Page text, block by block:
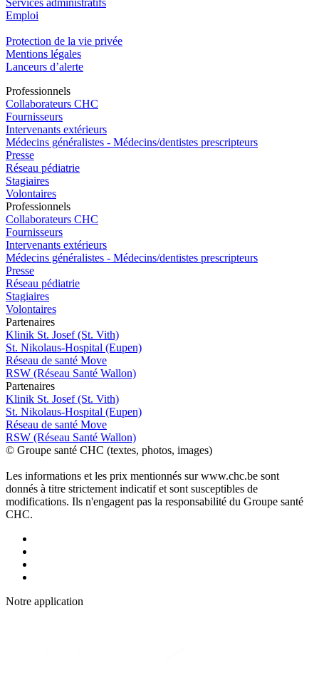
Services administratifs
Emploi​
Protection de la vie privée
Mentions légales
Lanceurs d’alerte
Professionnels
Collaborateurs CHC
Fournisseurs
Intervenants extérieurs
Médecins généralistes - Médecins/dentistes prescripteurs
Presse
Réseau pédiatrie
Stagiaires
Volontaires
Professionnels
Collaborateurs CHC
Fournisseurs
Intervenants extérieurs
Médecins généralistes - Médecins/dentistes prescripteurs
Presse
Réseau pédiatrie
Stagiaires
Volontaires
Partenaires
Klinik St. Josef (St. Vith)
St. Nikolaus-Hospital (Eupen)
Réseau de santé Move
RSW (Réseau Santé Wallon)
Partenaires
Klinik St. Josef (St. Vith)
St. Nikolaus-Hospital (Eupen)
Réseau de santé Move
RSW (Réseau Santé Wallon)
© Groupe santé CHC (textes, photos, images)
Les informations et les prix mentionnés sur www.chc.be sont
donnés à titre strictement indicatif et sont susceptibles de
modifications. Ils n'engagent pas la responsabilité du Groupe santé
CHC.
Notre application